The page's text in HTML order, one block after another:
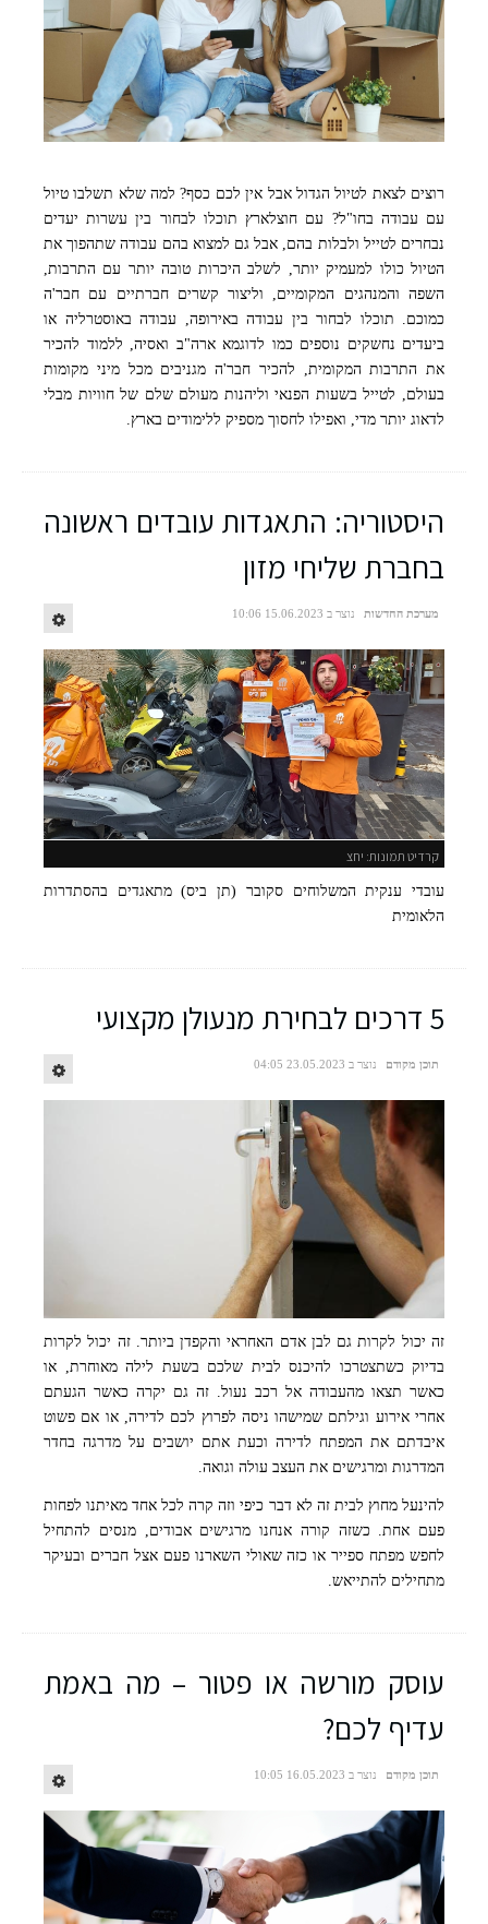
רוצים לצאת לטיול הגדול אבל אין לכם כסף? למה שלא תשלבו טיול
עם עבודה בחו"ל? עם חוצלארץ תוכלו לבחור בין עשרות יעדים
נבחרים לטייל ולבלות בהם, אבל גם למצוא בהם עבודה שתהפוך את
הטיול כולו למעמיק יותר, לשלב היכרות טובה יותר עם התרבות,
השפה והמנהגים המקומיים, וליצור קשרים חברתיים עם חבר'ה
כמוכם. תוכלו לבחור בין עבודה באירופה, עבודה באוסטרליה או
ביעדים נחשקים נוספים כמו לדוגמא ארה"ב ואסיה, ללמוד להכיר
את התרבות המקומית, להכיר חבר'ה מגניבים מכל מיני מקומות
בעולם, לטייל בשעות הפנאי וליהנות מעולם שלם של חוויות מבלי
לדאוג יותר מדי, ואפילו לחסוך מספיק ללימודים בארץ.
היסטוריה: התאגדות עובדים ראשונה
בחברת שליחי מזון
מערכת החדשות נוצר ב 15.06.2023 10:06
קרדיט תמונות: יחצ
עובדי ענקית המשלוחים סקובר (תן ביס) מתאגדים בהסתדרות
הלאומית
5 דרכים לבחירת מנעולן מקצועי
תוכן מקודם נוצר ב 23.05.2023 04:05
זה יכול לקרות גם לבן אדם האחראי והקפדן ביותר. זה יכול לקרות
בדיוק כשתצטרכו להיכנס לבית שלכם בשעת לילה מאוחרת, או
כאשר תצאו מהעבודה אל רכב נעול. זה גם יקרה כאשר הגעתם
אחרי אירוע וגילתם שמישהו ניסה לפרוץ לכם לדירה, או אם פשוט
איבדתם את המפתח לדירה וכעת אתם יושבים על מדרגה בחדר
המדרגות ומרגישים את העצב עולה וגואה.
להינעל מחוץ לבית זה לא דבר כיפי וזה קרה לכל אחד מאיתנו לפחות
פעם אחת. כשזה קורה אנחנו מרגישים אבודים, מנסים להתחיל
לחפש מפתח ספייר או כזה שאולי השארנו פעם אצל חברים ובעיקר
מתחילים להתייאש.
עוסק מורשה או פטור – מה באמת
עדיף לכם?
תוכן מקודם נוצר ב 16.05.2023 10:05